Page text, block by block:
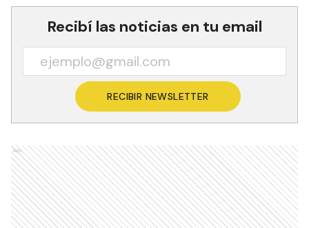
Recibí las noticias en tu email
RECIBIR NEWSLETTER
Ads